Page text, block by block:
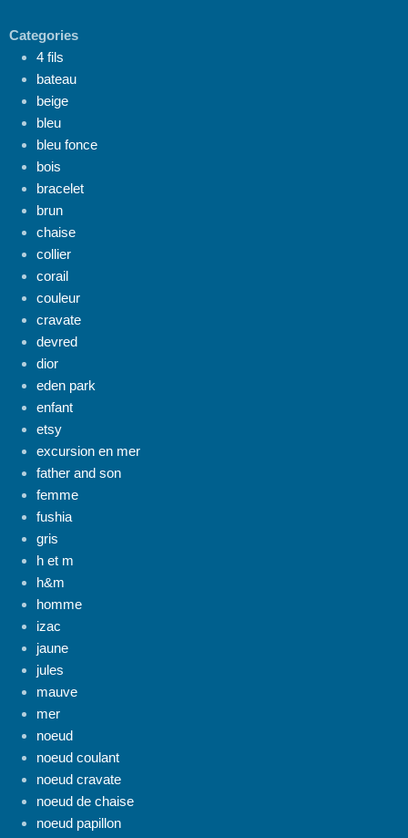
Categories
4 fils
bateau
beige
bleu
bleu fonce
bois
bracelet
brun
chaise
collier
corail
couleur
cravate
devred
dior
eden park
enfant
etsy
excursion en mer
father and son
femme
fushia
gris
h et m
h&m
homme
izac
jaune
jules
mauve
mer
noeud
noeud coulant
noeud cravate
noeud de chaise
noeud papillon